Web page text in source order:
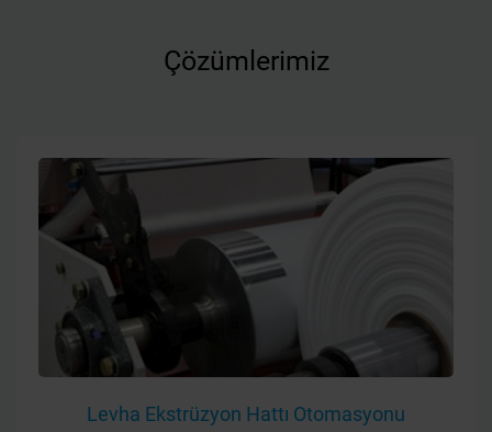
Çözümlerimiz
Levha Ekstrüzyon Hattı Otomasyonu